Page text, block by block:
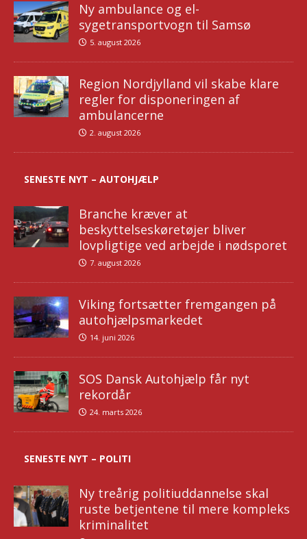
Ny ambulance og el-
sygetransportvogn til Samsø
5. august 2026
Region Nordjylland vil skabe klare
regler for disponeringen af
ambulancerne
2. august 2026
SENESTE NYT – AUTOHJÆLP
Branche kræver at
beskyttelseskøretøjer bliver
lovpligtige ved arbejde i nødsporet
7. august 2026
Viking fortsætter fremgangen på
autohjælpsmarkedet
14. juni 2026
SOS Dansk Autohjælp får nyt
rekordår
24. marts 2026
SENESTE NYT – POLITI
Ny treårig politiuddannelse skal
ruste betjentene til mere kompleks
kriminalitet